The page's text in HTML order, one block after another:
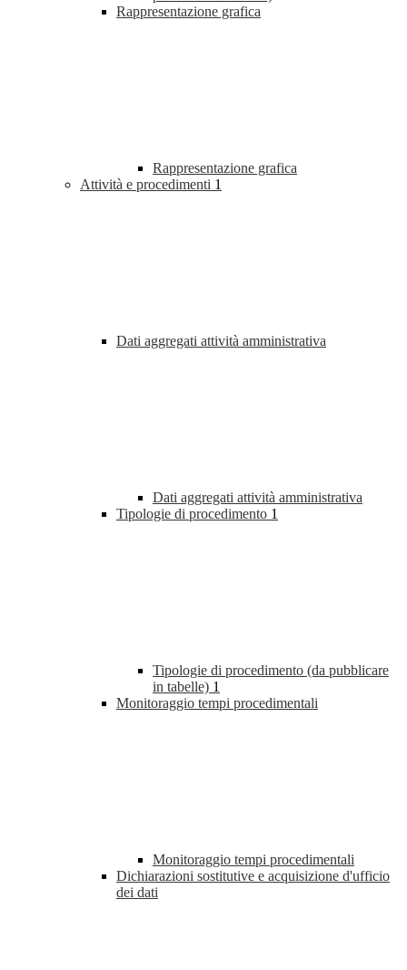
Rappresentazione grafica
Rappresentazione grafica
Attività e procedimenti 1
Dati aggregati attività amministrativa
Dati aggregati attività amministrativa
Tipologie di procedimento 1
Tipologie di procedimento (da pubblicare
in tabelle) 1
Monitoraggio tempi procedimentali
Monitoraggio tempi procedimentali
Dichiarazioni sostitutive e acquisizione d'ufficio
dei dati